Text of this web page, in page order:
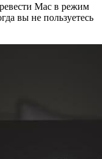
Mac в режим
вы не пользуетесь